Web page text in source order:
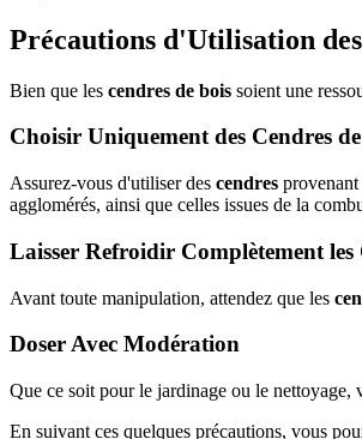
Précautions d'Utilisation
Bien que les cendres de bois soient une
Choisir Uniquement des Cendres
Assurez-vous d'utiliser des cendres
agglomérés, ainsi que celles issues de la
Laisser Refroidir Complètement les
Avant toute manipulation, attendez que les
Doser Avec Modération
Que ce soit pour le jardinage ou le nettoyage,
En suivant ces quelques précautions, vous